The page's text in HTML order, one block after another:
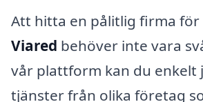
Att hitta en pålitlig firma för
Viared behöver inte vara
vår plattform kan du enkelt
tjänster från olika företag